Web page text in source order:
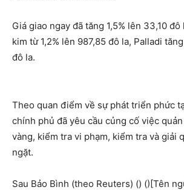
Giá giao ngay đã tăng 1,5% lên 33,10
kim từ 1,2% lên 987,85 đô la, Palladi
đô la.
Theo quan điểm về sự phát triển phức
chính phủ đã yêu cầu củng cố việc
vàng, kiểm tra vi phạm, kiểm tra và giải
ngặt.
Sau Bảo Bình (theo Reuters) () ()[Tên